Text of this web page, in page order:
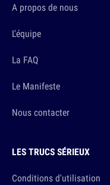
A propos de nous
L'équipe
La FAQ
Le Manifeste
Nous contacter
LES TRUCS SÉRIEUX
Conditions d'utilisation